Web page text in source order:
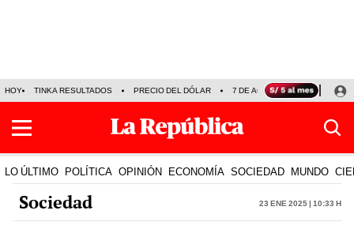
HOY TINKA RESULTADOS PRECIO DEL DÓLAR 7 DE AGOSTO OLLANTA
LO ÚLTIMO POLÍTICA OPINIÓN ECONOMÍA SOCIEDAD MUNDO
Sociedad 23 Ene 2025 | 10:33 h